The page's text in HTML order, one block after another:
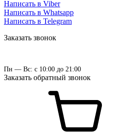
Написать в Viber
Написать в Whatsapp
Написать в Telegram
Заказать звонок
Пн — Вс: с 10:00 до 21:00
Заказать обратный звонок